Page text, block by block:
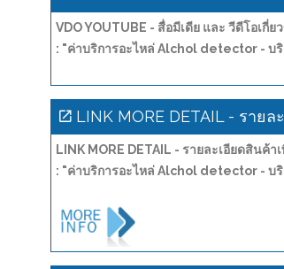
VDO YOUTUBE - สื่อมีเดีย และ วีดีโอเกี่ย
: "ค่าบริการอะไหล่ Alchol detector - บ
LINK MORE DETAIL - รายล
LINK MORE DETAIL - รายละเอียดสินค้า
: "ค่าบริการอะไหล่ Alchol detector - บ